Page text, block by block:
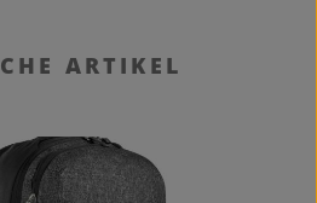
ARTIKEL